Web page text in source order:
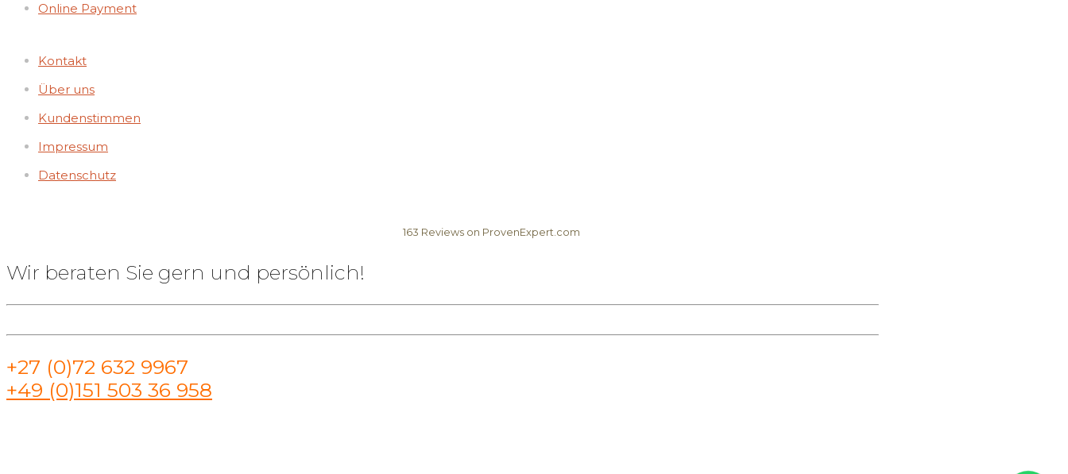
Online Payment
Kontakt
Über uns
Kundenstimmen
Impressum
Datenschutz
163 Reviews on ProvenExpert.com
Wir beraten Sie gern und persönlich!
+27 (0)72 632 9967
+49 (0)151 503 36 958